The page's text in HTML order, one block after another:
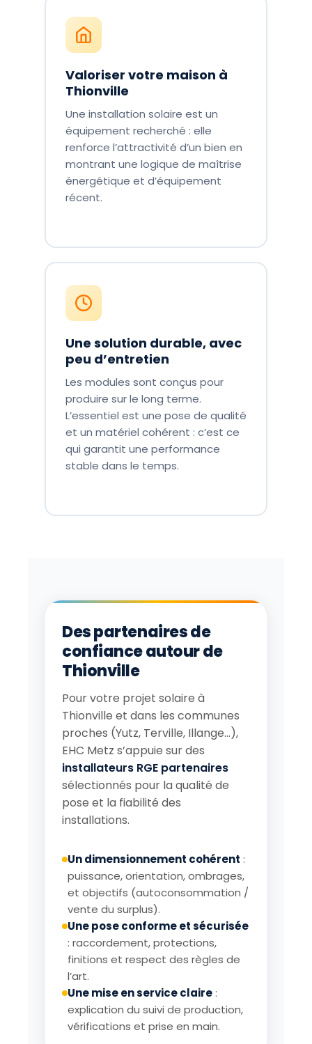
Valoriser votre maison à
Thionville
Une installation solaire est un
équipement recherché : elle
renforce l’attractivité d’un bien en
montrant une logique de maîtrise
énergétique et d’équipement
récent.
Une solution durable, avec
peu d’entretien
Les modules sont conçus pour
produire sur le long terme.
L’essentiel est une pose de qualité
et un matériel cohérent : c’est ce
qui garantit une performance
stable dans le temps.
Des partenaires de
confiance autour de
Thionville
Pour votre projet solaire à
Thionville et dans les communes
proches (Yutz, Terville, Illange…),
EHC Metz s’appuie sur des
installateurs RGE partenaires
sélectionnés pour la qualité de
pose et la fiabilité des
installations.
Un dimensionnement cohérent :
puissance, orientation, ombrages,
et objectifs (autoconsommation /
vente du surplus).
Une pose conforme et sécurisée
: raccordement, protections,
finitions et respect des règles de
l’art.
Une mise en service claire :
explication du suivi de production,
vérifications et prise en main.